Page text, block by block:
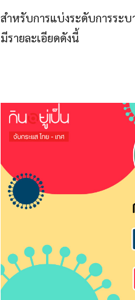
สำหรับการแบ่งระดับการระ
มีรายละเอียดดังนี้